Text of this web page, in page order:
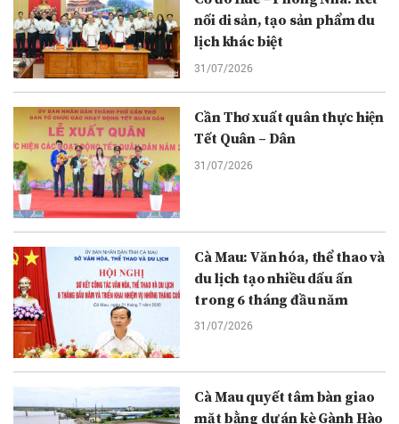
nối di sản, tạo sản phẩm du
lịch khác biệt
31/07/2026
Cần Thơ xuất quân thực hiện
Tết Quân – Dân
31/07/2026
Cà Mau: Văn hóa, thể thao và
du lịch tạo nhiều dấu ấn
trong 6 tháng đầu năm
31/07/2026
Cà Mau quyết tâm bàn giao
mặt bằng dự án kè Gành Hào